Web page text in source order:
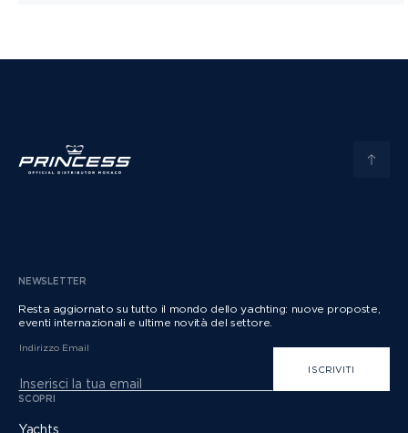
NEWSLETTER
Resta aggiornato su tutto il mondo dello yachting: nuove proposte,
eventi internazionali e ultime novità del settore.
Indirizzo Email
ISCRIVITI
SCOPRI
Yachts